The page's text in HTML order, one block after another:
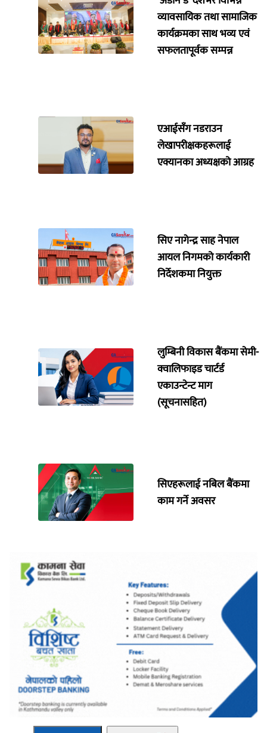
व्यावसायिक तथा सामाजिक
कार्यक्रमका साथ भव्य एवं
सफलतापूर्वक सम्पन्न
एआईसँग नडराउन
लेखापरीक्षकहरूलाई
एक्यानका अध्यक्षको आग्रह
सिए नागेन्द्र साह नेपाल
आयल निगमको कार्यकारी
निर्देशकमा नियुक्त
लुम्बिनी विकास बैंकमा सेमी-
क्वालिफाइड चार्टर्ड
एकाउन्टेन्ट माग
(सूचनासहित)
सिएहरूलाई नबिल बैंकमा
काम गर्ने अवसर